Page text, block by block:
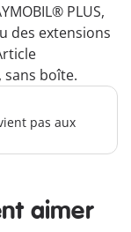
PLUS,
des extensions
boîte.
pas aux
aimer